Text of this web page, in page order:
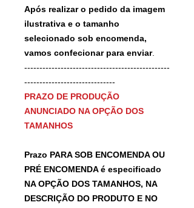
Após realizar o pedido da imagem
ilustrativa e o tamanho
selecionado sob encomenda,
vamos confecionar para enviar.
------------------------------------------------
------------------------------
PRAZO DE PRODUÇÃO
ANUNCIADO NA OPÇÃO DOS
TAMANHOS
Prazo PARA SOB ENCOMENDA OU
PRÉ ENCOMENDA é especificado
NA OPÇÃO DOS TAMANHOS, NA
DESCRIÇÃO DO PRODUTO E NO